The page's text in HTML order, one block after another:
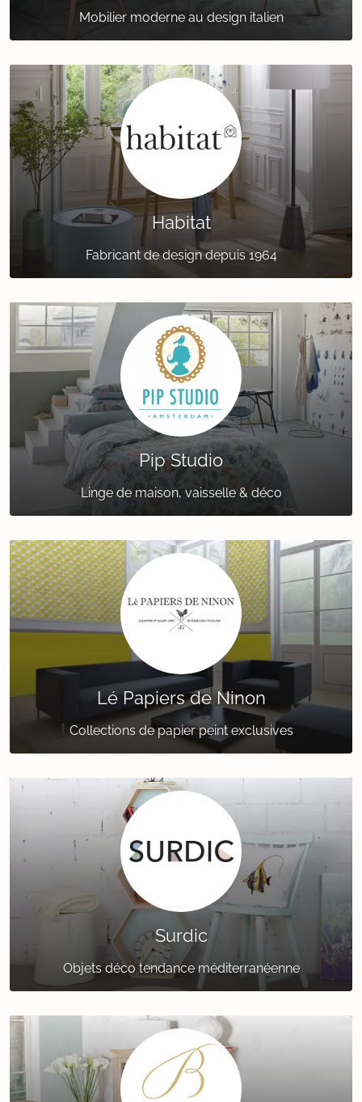
Mobilier moderne au design italien
Habitat
Fabricant de design depuis 1964
Pip Studio
Linge de maison, vaisselle & déco
Lé Papiers de Ninon
Collections de papier peint exclusives
Surdic
Objets déco tendance méditerranéenne